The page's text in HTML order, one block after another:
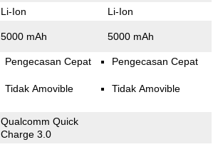
Li-Ion Li-Ion
5000 mAh 5000 mAh
Pengecasan Cepat
Tidak Amovible
Pengecasan Cepat
Tidak Amovible
Qualcomm Quick
Charge 3.0